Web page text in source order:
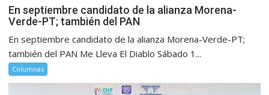
En septiembre candidato de la alianza Morena-
Verde-PT; también del PAN
En septiembre candidato de la alianza Morena-Verde-PT;
también del PAN Me Lleva El Diablo Sábado 1...
Columnas